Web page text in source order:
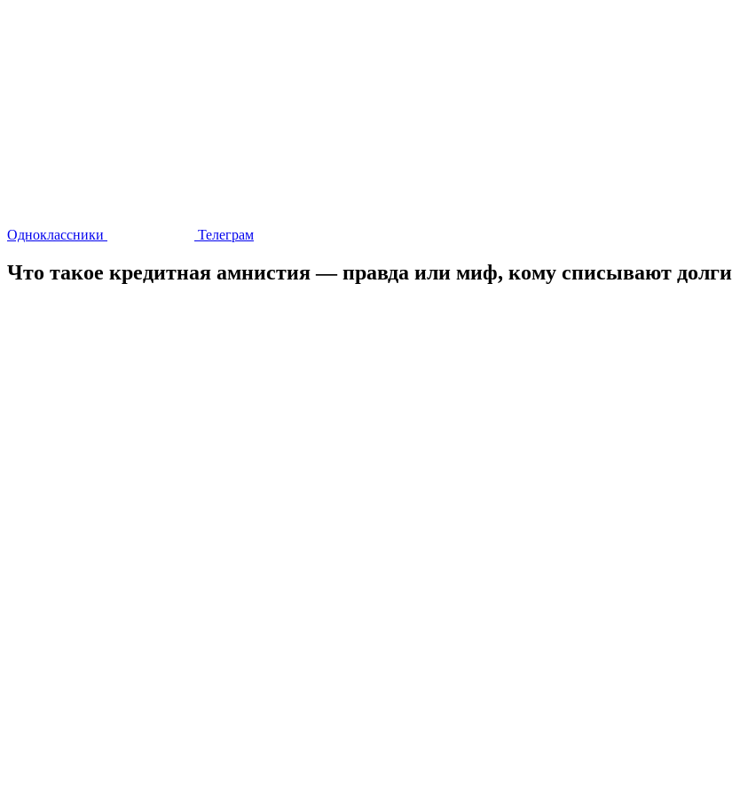
Одноклассники Телеграм
Что такое кредитная амнистия — правда или миф, кому списывают долги